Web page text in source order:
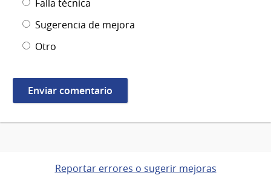
Falla técnica
Sugerencia de mejora
Otro
Reportar errores o sugerir mejoras